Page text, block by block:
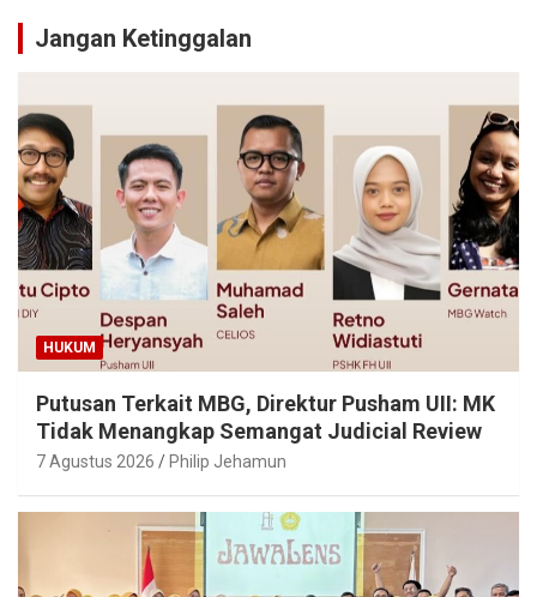
Jangan Ketinggalan
HUKUM
Putusan Terkait MBG, Direktur Pusham UII: MK
Tidak Menangkap Semangat Judicial Review
7 Agustus 2026 Philip Jehamun